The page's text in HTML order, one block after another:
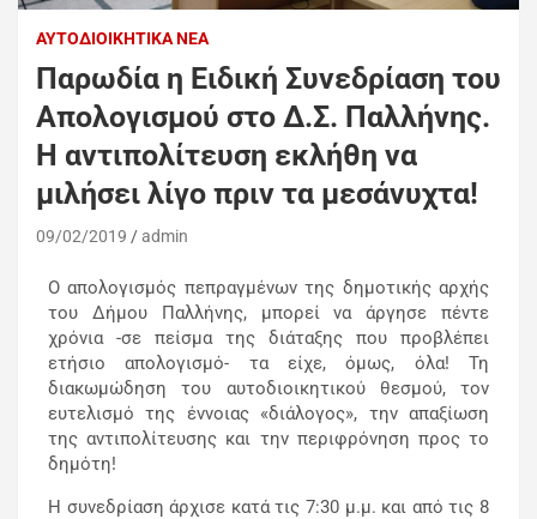
ΑΥΤΟΔΙΟΙΚΗΤΙΚΆ ΝΈΑ
Παρωδία η Ειδική Συνεδρίαση του
Απολογισμού στο Δ.Σ. Παλλήνης.
Η αντιπολίτευση εκλήθη να
μιλήσει λίγο πριν τα μεσάνυχτα!
09/02/2019 admin
Ο απολογισμός πεπραγμένων της δημοτικής αρχής
του Δήμου Παλλήνης, μπορεί να άργησε πέντε
χρόνια -σε πείσμα της διάταξης που προβλέπει
ετήσιο απολογισμό- τα είχε, όμως, όλα! Τη
διακωμώδηση του αυτοδιοικητικού θεσμού, τον
ευτελισμό της έννοιας «διάλογος», την απαξίωση
της αντιπολίτευσης και την περιφρόνηση προς το
δημότη!
Η συνεδρίαση άρχισε κατά τις 7:30 μ.μ. και από τις 8